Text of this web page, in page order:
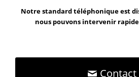
Notre standard téléphonique est
nous pouvons intervenir
Contact